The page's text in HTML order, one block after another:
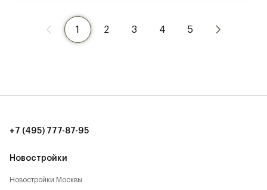
1 2 3 4 5
Новостройки
Новостройки Москвы
+7 (495) 777-87-95